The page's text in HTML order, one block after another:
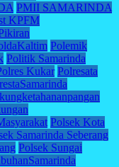
PMII SAMARINDA
KPFM
Polemik
Politik Samarinda
Kukar Polresata
Polsek Kota
Samarinda Seberang
Polsek Sungai